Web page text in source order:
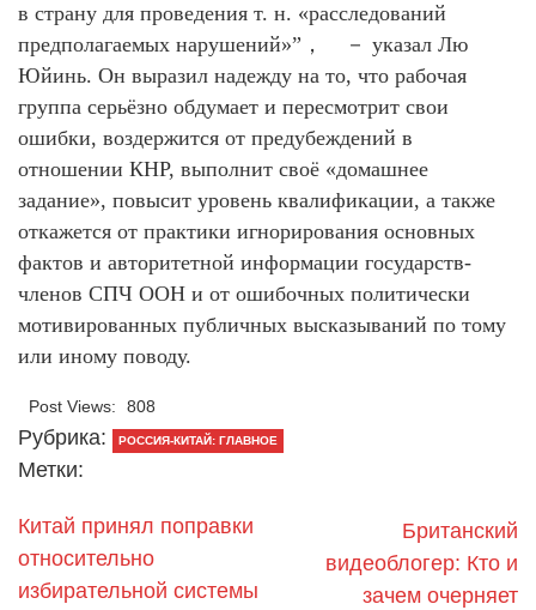
в страну для проведения т. н. «расследований
предполагаемых нарушений»”， － указал Лю
Юйинь. Он выразил надежду на то, что рабочая
группа серьёзно обдумает и пересмотрит свои
ошибки, воздержится от предубеждений в
отношении КНР, выполнит своё «домашнее
задание», повысит уровень квалификации, а также
откажется от практики игнорирования основных
фактов и авторитетной информации государств-
членов СПЧ ООН и от ошибочных политически
мотивированных публичных высказываний по тому
или иному поводу.
Post Views: 808
Рубрика: РОССИЯ-КИТАЙ: ГЛАВНОЕ
Метки:
Китай принял поправки
относительно
избирательной системы
Британский
видеоблогер: Кто и
зачем очерняет